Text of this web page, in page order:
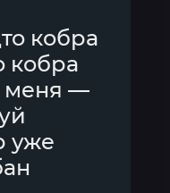
кобра
кобра
меня —
уже